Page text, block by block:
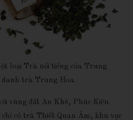
loại Trà nổi tiếng của Trung
danh trà Trung Hoa.
vùng đất An Khê, Phúc Kiến.
có trà Thiết Quan Âm, khu vực